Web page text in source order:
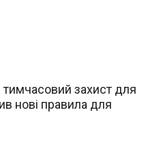
захист для
нові правила для